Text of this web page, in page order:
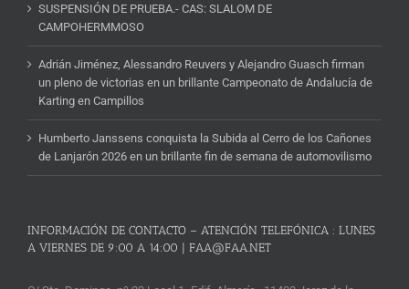
SUSPENSIÓN DE PRUEBA.- CAS: SLALOM DE
CAMPOHERMMOSO
Adrián Jiménez, Alessandro Reuvers y Alejandro Guasch firman
un pleno de victorias en un brillante Campeonato de Andalucía de
Karting en Campillos
Humberto Janssens conquista la Subida al Cerro de los Cañones
de Lanjarón 2026 en un brillante fin de semana de automovilismo
INFORMACIÓN DE CONTACTO – ATENCIÓN TELEFÓNICA : LUNES
A VIERNES DE 9:00 A 14:00 | FAA@FAA.NET